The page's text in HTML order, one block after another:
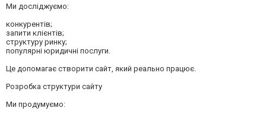
Ми досліджуємо:
конкурентів;
запити клієнтів;
структуру ринку;
популярні юридичні послуги.
Це допомагає створити сайт, який реально працює.
Розробка структури сайту
Ми продумуємо: